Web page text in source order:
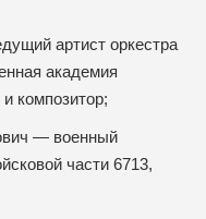
артист оркестра
академия
композитор;
— военный
части 6713,